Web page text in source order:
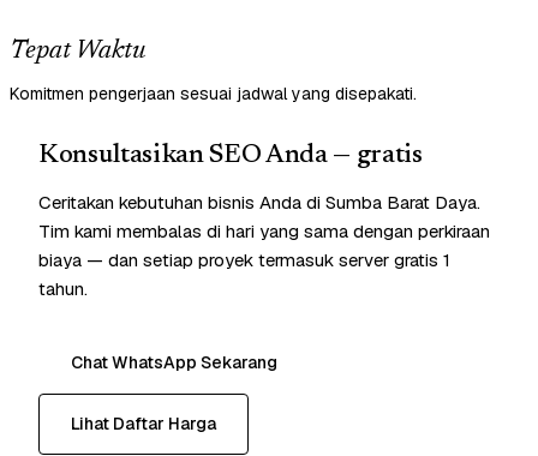
Tepat Waktu
Komitmen pengerjaan sesuai jadwal yang disepakati.
Konsultasikan SEO Anda — gratis
Ceritakan kebutuhan bisnis Anda di Sumba Barat Daya.
Tim kami membalas di hari yang sama dengan perkiraan
biaya — dan setiap proyek termasuk server gratis 1
tahun.
Chat WhatsApp Sekarang
Lihat Daftar Harga